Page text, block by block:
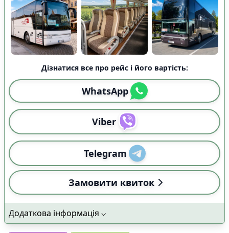
Дізнатися все про рейс і його вартість:
WhatsApp
Viber
Telegram
Замовити квиток
Додаткова інформація